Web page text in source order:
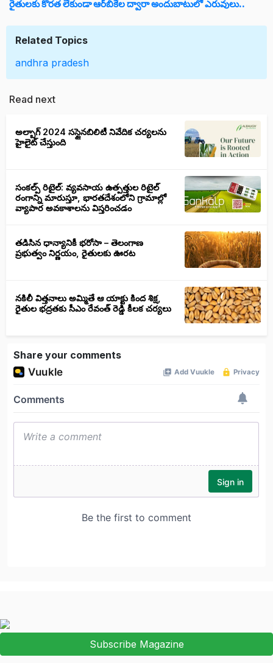
రైతులకు కొరత లేకుండా ఆర్‌బికేల ద్వారా అందుబాటులో ఎరువులు..
Related Topics
andhra pradesh
Read next
అల్బాగ్ 2024 సస్టైనబిలిటీ నివేదిక చర్యలను
హైలైట్ చేస్తుంది
సంకల్ప్ రిటైల్: వ్యవసాయ ఉత్పత్తుల రిటైల్
రంగాన్ని మారుస్తూ, భారతదేశంలోని గ్రామాల్లో
వ్యాపార అవకాశాలను విస్తరించడం
తడిసిన ధాన్యానికీ భరోసా – తెలంగాణ
ప్రభుత్వం నిర్ణయం, రైతులకు ఊరట
నకిలీ విత్తనాలు అమ్మితే ఆ యాక్టు కింద శిక్ష,
రైతుల భద్రతకు సీఎం రేవంత్ రెడ్డి కీలక చర్యలు
Share your comments
Subscribe Magazine